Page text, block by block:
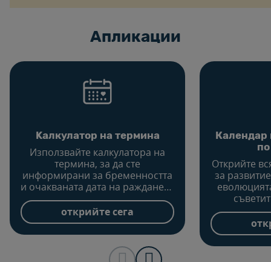
Aпликации
Kалкулатор на термина
Използвайте калкулатора на
термина, за да сте
информирани за бременността
и очакваната дата на раждането
и да научите какво трябва да
планирате за бъдещото си
бебе.
открийте сега
Календар
Открийте
за
щастлива